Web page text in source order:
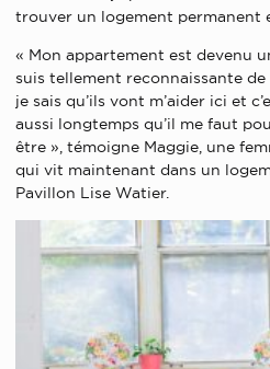
trouver un logement permanent
« Mon appartement est devenu
suis tellement reconnaissante de
je sais qu’ils vont m’aider ici et
aussi longtemps qu’il me faut
être », témoigne Maggie, une
qui vit maintenant dans un
Pavillon Lise Watier.